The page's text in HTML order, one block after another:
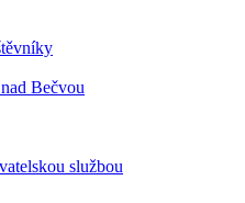
Bečvou
službou